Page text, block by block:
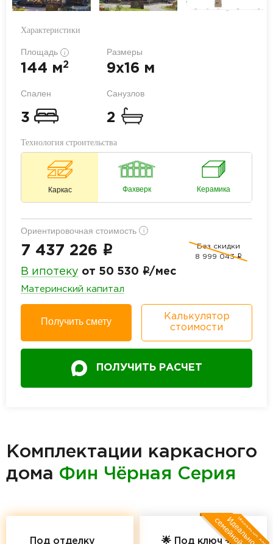
Характеристики
Площадь i
144 м2
Размеры
9x16 м
Спален
3
Санузлов
2
Технология строительства
Каркас Фахверк Керамика
Ориентировочная стоимость i
7 437 226 i
Без скидки
8 999 043 i
В ипотеку от 50 530 i/мес
Материнский капитал
Получить смету
Калькулятор
стоимости
ПОЛУЧИТЬ РАСЧЕТ
Комплектации каркасного
дома Фин Чёрная Серия
Под отделку 🌟 Под ключ 🌟